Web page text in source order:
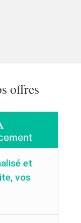
offres
et
vos